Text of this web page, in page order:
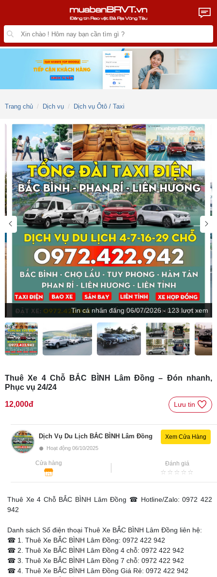
Trang chủ Dịch vụ Dịch vụ Ôtô / Taxi
Tincá nhân đăng06/07/2026 - 123 lượt xem
Thuê Xe 4 Chỗ BẮC BÌNH Lâm Đồng – Đón nhanh,
Phục vụ 24/24
12,000đ
Dịch Vụ Du Lịch BẮC BÌNH Lâm Đồng Xem Cửa Hàng
• Hoạt động 06/10/2025
Cửa hàng Đánh giá
Thuê Xe 4 Chỗ BẮC BÌNH Lâm Đồng ☎ Hotline/Zalo: 0972 422
942
Danh sách Số điện thoại Thuê Xe BẮC BÌNH Lâm Đồng liên hệ:
☎ 1. Thuê Xe BẮC BÌNH Lâm Đồng: 0972 422 942
☎ 2. Thuê Xe BẮC BÌNH Lâm Đồng 4 chỗ: 0972 422 942
☎ 3. Thuê Xe BẮC BÌNH Lâm Đồng 7 chỗ: 0972 422 942
☎ 4. Thuê Xe BẮC BÌNH Lâm Đồng Giá Rẻ: 0972 422 942